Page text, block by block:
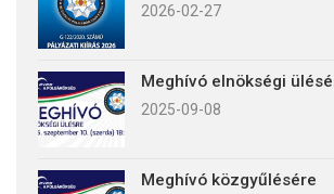
2026-02-27
Meghívó elnökségi
2025-09-08
Meghívó közgyűlésére